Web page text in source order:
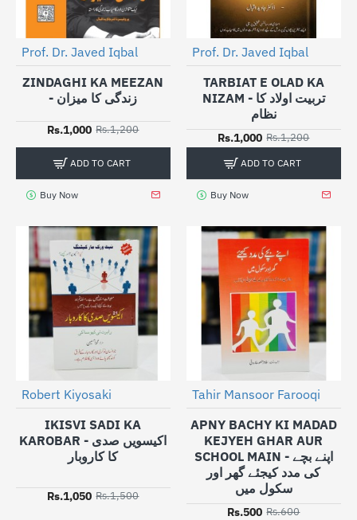
-17%
Prof. Dr. Javed Iqbal
ZINDAGHI KA MEEZAN
- زندگی کا میزان
Rs.1,000 Rs.1,200
ADD TO CART
Buy Now
-17%
Prof. Dr. Javed Iqbal
TARBIAT E OLAD KA
NIZAM - تربیت اولاد کا
نظام
Rs.1,000 Rs.1,200
ADD TO CART
Buy Now
Robert Kiyosaki
IKISVI SADI KA
KAROBAR - اکیسویں صدی
کا کاروبار
Rs.1,050 Rs.1,500
-17%
Tahir Mansoor Farooqi
APNY BACHY KI MADAD
KEJYEH GHAR AUR
SCHOOL MAIN - اپنے بچے
کی مدد کیجئے گھر اور
سکول میں
Rs.500 Rs.600